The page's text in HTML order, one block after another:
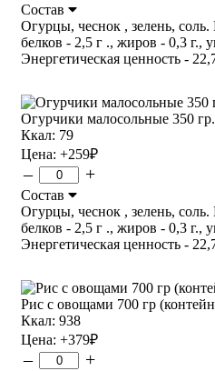
Состав
Огурцы, чеснок , зелень,
белков - 2,5 г ., жиров - 0,3 г.,
Энергетическая ценность -
Огурчики малосольные 350
Ккал: 79
Цена: +259₽
– +
Состав
Огурцы, чеснок , зелень,
белков - 2,5 г ., жиров - 0,3 г.,
Энергетическая ценность -
Рис с овощами 700 гр
Ккал: 938
Цена: +379₽
– +